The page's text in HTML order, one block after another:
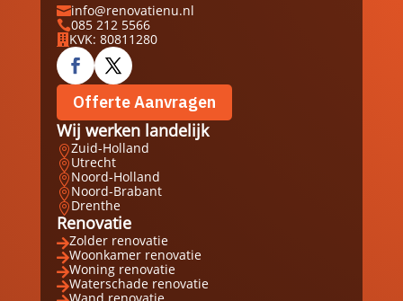
info@renovatienu.nl
085 212 5566
 KVK: 80811280
Offerte Aanvragen
Wij werken landelijk
Zuid-Holland
Utrecht
Noord-Holland
Noord-Brabant
Drenthe
Renovatie
Zolder renovatie
Woonkamer renovatie
Woning renovatie
Waterschade renovatie